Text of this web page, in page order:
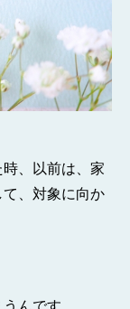
、以前は、家
、対象に向か
んです。